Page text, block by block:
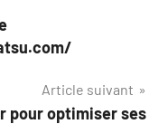
Article suivant
pour optimiser ses